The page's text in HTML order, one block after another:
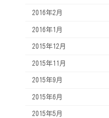
2016年2月
2016年1月
2015年12月
2015年11月
2015年9月
2015年6月
2015年5月